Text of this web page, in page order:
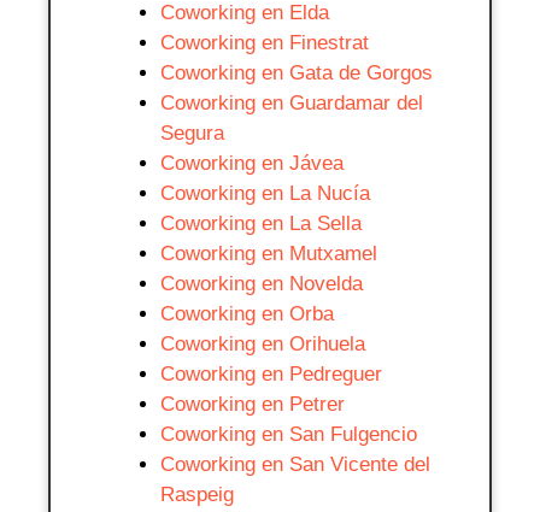
Coworking en Elda
Coworking en Finestrat
Coworking en Gata de Gorgos
Coworking en Guardamar del
Segura
Coworking en Jávea
Coworking en La Nucía
Coworking en La Sella
Coworking en Mutxamel
Coworking en Novelda
Coworking en Orba
Coworking en Orihuela
Coworking en Pedreguer
Coworking en Petrer
Coworking en San Fulgencio
Coworking en San Vicente del
Raspeig